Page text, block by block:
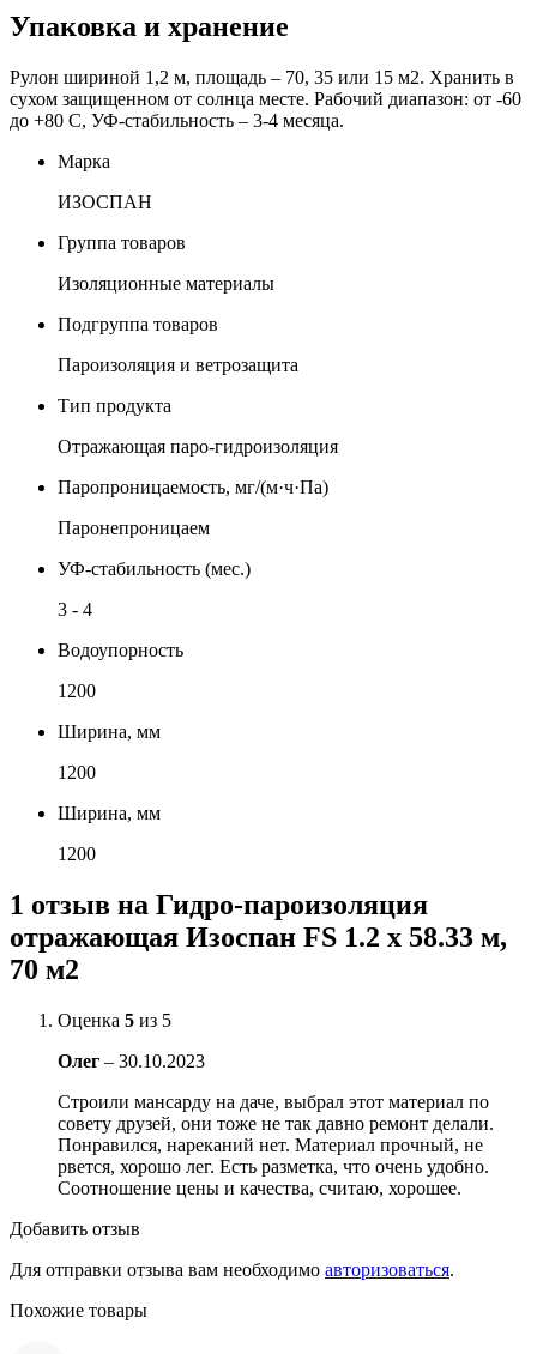
Упаковка и хранение
Рулон шириной 1,2 м, площадь – 70, 35 или 15 м2. Хранить в
сухом защищенном от солнца месте. Рабочий диапазон: от -60
до +80 С, УФ-стабильность – 3-4 месяца.
Марка
ИЗОСПАН
Группа товаров
Изоляционные материалы
Подгруппа товаров
Пароизоляция и ветрозащита
Тип продукта
Отражающая паро-гидроизоляция
Паропроницаемость, мг/(м·ч·Па)
Паронепроницаем
УФ-стабильность (мес.)
3 - 4
Водоупорность
1200
Ширина, мм
1200
Ширина, мм
1200
1 отзыв на Гидро-пароизоляция
отражающая Изоспан FS 1.2 х 58.33 м,
70 м2
Оценка 5 из 5
Олег – 30.10.2023
Строили мансарду на даче, выбрал этот материал по
совету друзей, они тоже не так давно ремонт делали.
Понравился, нареканий нет. Материал прочный, не
рвется, хорошо лег. Есть разметка, что очень удобно.
Соотношение цены и качества, считаю, хорошее.
Добавить отзыв
Для отправки отзыва вам необходимо авторизоваться.
Похожие товары